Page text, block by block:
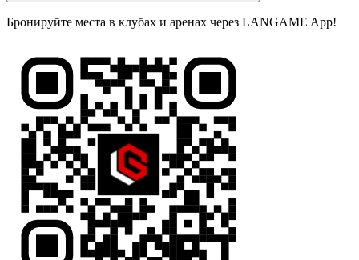
Бронируйте места в клубах и аренах через LANGAME App!